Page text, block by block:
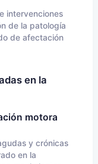
intervenciones
de la patología
de afectación
en la
motora
y crónicas
en la